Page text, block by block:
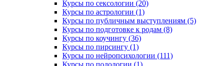
Курсы по сексологии (20)
Курсы по астрологии (1)
Курсы по публичным выступлениям (5)
Курсы по подготовке к родам (8)
Курсы по коучингу (36)
Курсы по пирсингу (1)
Курсы по нейропсихологии (111)